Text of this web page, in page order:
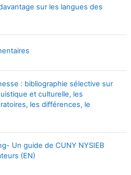
sur les langues des
: bibliographie sélective sur
et culturelle, les
les différences, le
Un guide de CUNY NYSIEB
(EN)